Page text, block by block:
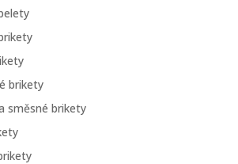
brikety
směsné brikety